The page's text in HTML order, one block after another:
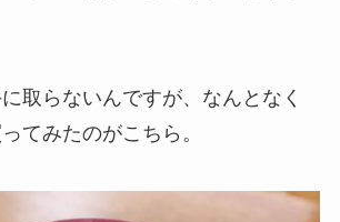
取らないんですが、なんとなく
てみたのがこちら。